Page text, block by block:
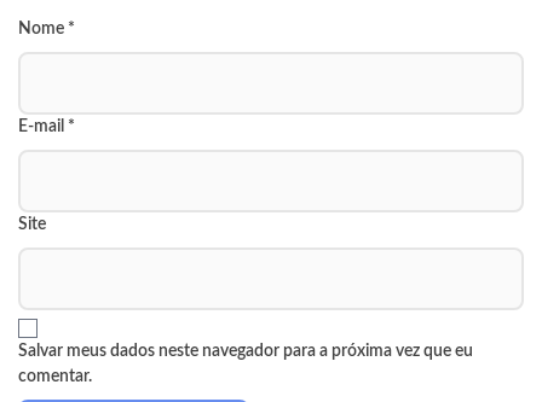
Nome *
E-mail *
Site
Salvar meus dados neste navegador para a próxima vez que eu
comentar.